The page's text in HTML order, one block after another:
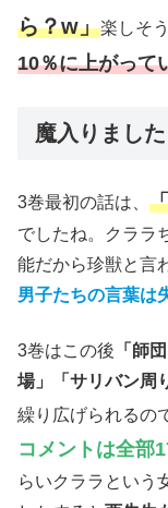
ら？w」楽しそ
10％に上がって
魔入りまし
3巻最初の話は、
でしたね。クララ
能だから珍獣と言
男子たちの言葉は
3巻はこの後 「師
場」「サリバン周
繰り広げられるの
コメントは全部
らいクララという